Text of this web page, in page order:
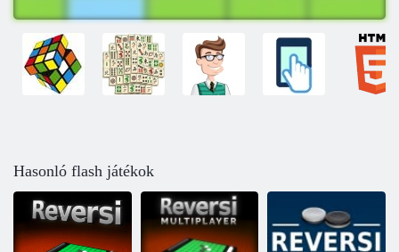
Hasonló flash játékok